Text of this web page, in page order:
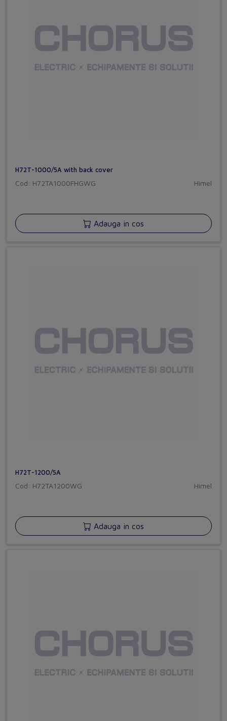
H72T-1000/5A with back cover
Cod: H72TA1000FHGWG Himel
Adauga in cos
H72T-1200/5A
Cod: H72TA1200WG Himel
Adauga in cos